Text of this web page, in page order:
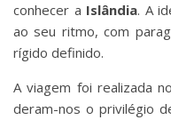
conhecer a Islândia. A
ao seu ritmo, com
rígido definido.
A viagem foi realizada
deram-nos o privilégio